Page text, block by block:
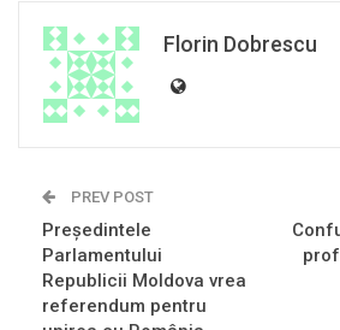
Florin Dobrescu
PREV POST
Președintele
Parlamentului
Republicii Moldova vrea
referendum pentru